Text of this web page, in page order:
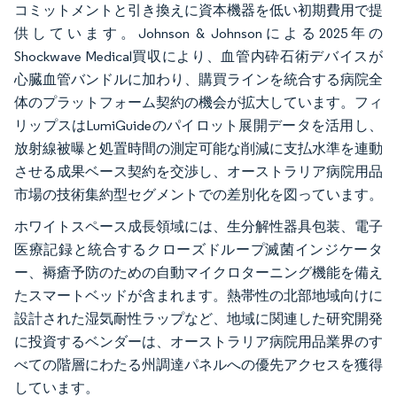
コミットメントと引き換えに資本機器を低い初期費用で提
供しています。Johnson & Johnsonによる2025年の
Shockwave Medical買収により、血管内砕石術デバイスが
心臓血管バンドルに加わり、購買ラインを統合する病院全
体のプラットフォーム契約の機会が拡大しています。フィ
リップスはLumiGuideのパイロット展開データを活用し、
放射線被曝と処置時間の測定可能な削減に支払水準を連動
させる成果ベース契約を交渉し、オーストラリア病院用品
市場の技術集約型セグメントでの差別化を図っています。
ホワイトスペース成長領域には、生分解性器具包装、電子
医療記録と統合するクローズドループ滅菌インジケータ
ー、褥瘡予防のための自動マイクロターニング機能を備え
たスマートベッドが含まれます。熱帯性の北部地域向けに
設計された湿気耐性ラップなど、地域に関連した研究開発
に投資するベンダーは、オーストラリア病院用品業界のす
べての階層にわたる州調達パネルへの優先アクセスを獲得
しています。